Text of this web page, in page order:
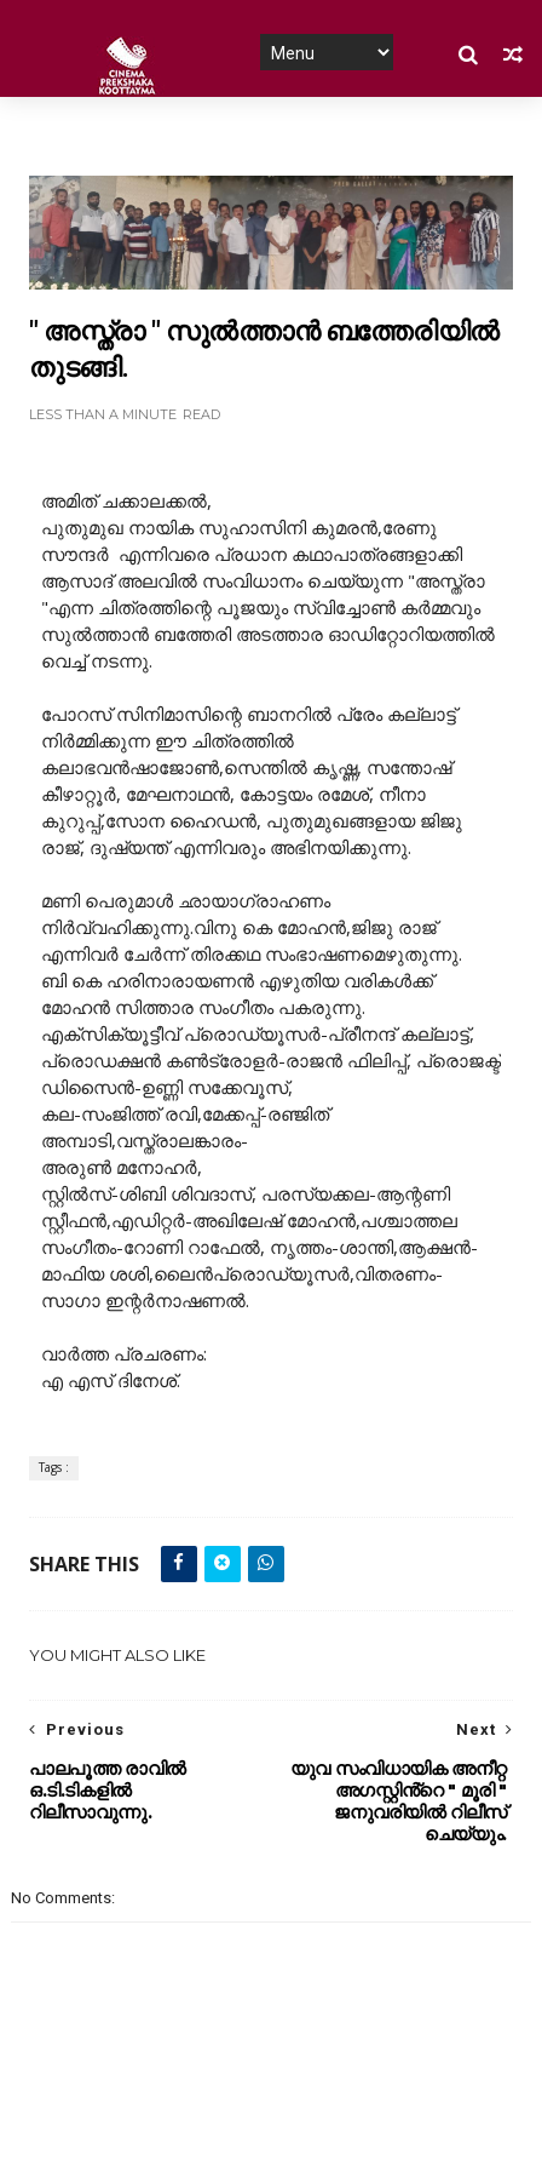
" അസ്ത്രാ " സുൽത്താൻ ബത്തേരിയിൽ
തുടങ്ങി.
LESS THAN A MINUTE READ
അമിത് ചക്കാലക്കൽ,
പുതുമുഖ നായിക സുഹാസിനി കുമരൻ,രേണു
സൗന്ദർ എന്നിവരെ പ്രധാന കഥാപാത്രങ്ങളാക്കി
ആസാദ് അലവിൽ സംവിധാനം ചെയ്യുന്ന "അസ്ത്രാ
"എന്ന ചിത്രത്തിന്റെ പൂജയും സ്വിച്ചോൺ കർമ്മവും
സുൽത്താൻ ബത്തേരി അടത്താര ഓഡിറ്റോറിയത്തിൽ
വെച്ച് നടന്നു.
പോറസ് സിനിമാസിന്റെ ബാനറിൽ പ്രേം കല്ലാട്ട്
നിർമ്മിക്കുന്ന ഈ ചിത്രത്തിൽ
കലാഭവൻഷാജോൺ,സെന്തിൽ കൃഷ്ണ, സന്തോഷ്
കീഴാറ്റൂർ, മേഘനാഥൻ, കോട്ടയം രമേശ്, നീനാ
കുറുപ്പ്,സോന ഹൈഡൻ, പുതുമുഖങ്ങളായ ജിജു
രാജ്, ദുഷ്യന്ത് എന്നിവരും അഭിനയിക്കുന്നു.
മണി പെരുമാൾ ഛായാഗ്രാഹണം
നിർവ്വഹിക്കുന്നു.വിനു കെ മോഹൻ,ജിജു രാജ്
എന്നിവർ ചേർന്ന് തിരക്കഥ സംഭാഷണമെഴുതുന്നു.
ബി കെ ഹരിനാരായണൻ എഴുതിയ വരികൾക്ക്
മോഹൻ സിത്താര സംഗീതം പകരുന്നു.
എക്സിക്യൂട്ടീവ് പ്രൊഡ്യൂസർ-പ്രീനന്ദ് കല്ലാട്ട്,
പ്രൊഡക്ഷൻ കൺട്രോളർ-രാജൻ ഫിലിപ്പ്, പ്രൊജക്ട്
ഡിസൈൻ-ഉണ്ണി സക്കേവൂസ്,
കല-സംജിത്ത് രവി,മേക്കപ്പ്-രഞ്ജിത്
അമ്പാടി,വസ്ത്രാലങ്കാരം-
അരുൺ മനോഹർ,
സ്റ്റിൽസ്-ശിബി ശിവദാസ്, പരസ്യക്കല-ആന്റണി
സ്റ്റീഫൻ,എഡിറ്റർ-അഖിലേഷ് മോഹൻ,പശ്ചാത്തല
സംഗീതം-റോണി റാഫേൽ, നൃത്തം-ശാന്തി,ആക്ഷൻ-
മാഫിയ ശശി,ലൈൻപ്രൊഡ്യൂസർ,വിതരണം-
സാഗാ ഇന്റർനാഷണൽ.
വാർത്ത പ്രചരണം:
എ എസ് ദിനേശ്.
Tags :
SHARE THIS
YOU MIGHT ALSO LIKE
Next
യുവ സംവിധായിക അനീറ്റ
അഗസ്റ്റിൻ്റെ " മൂരി "
ജനുവരിയിൽ റിലീസ്
ചെയ്യും.
Previous
പാലപൂത്ത രാവിൽ
ഒ.ടി.ടികളിൽ
റിലീസാവുന്നു.
No Comments: